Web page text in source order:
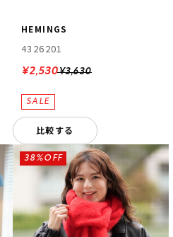
HEMINGS
4326201
¥3,630
¥2,530
比較する
38%OFF